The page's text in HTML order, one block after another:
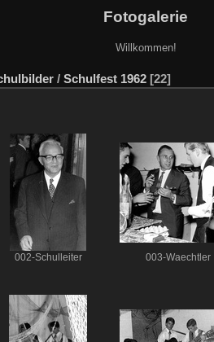
Fotogalerie
Willkommen!
/ Schulfest 1962 22
002-Schulleiter 003-Waechtler